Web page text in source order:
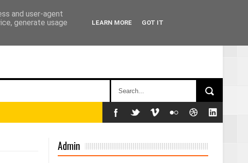
Admin
and user-agent
generate usage
LEARN MORE GOT IT